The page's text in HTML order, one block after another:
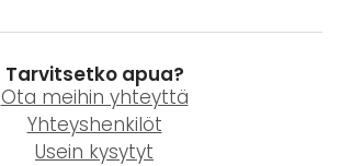
Tarvitsetko apua?
Ota meihin yhteyttä
Yhteyshenkilöt
Usein kysytyt